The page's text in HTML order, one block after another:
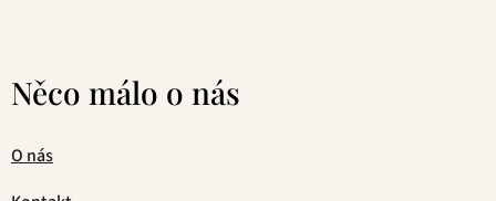
Něco málo o nás
O nás